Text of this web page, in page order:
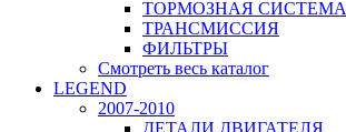
ТОРМОЗНАЯ СИСТЕМА
ТРАНСМИССИЯ
ФИЛЬТРЫ
Смотреть весь каталог
LEGEND
2007-2010
ДЕТАЛИ ДВИГАТЕЛЯ